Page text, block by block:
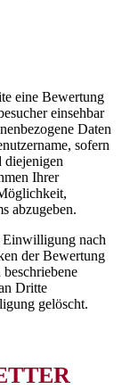
eine Bewertung
einsehbar
Daten
sofern
diejenigen
Ihrer
abzugeben.
Einwilligung nach
der Bewertung
Dritte
gelöscht.